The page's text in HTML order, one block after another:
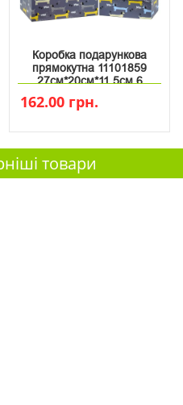
Коробка подарункова
прямокутна 11101859
27см*20см*11.5см 6
162.00 грн.
товари